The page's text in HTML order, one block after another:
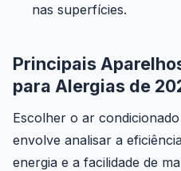
nas superfícies.
Principais
para Alergias de
Escolher o ar
envolve analisar a
energia e a facilidade de